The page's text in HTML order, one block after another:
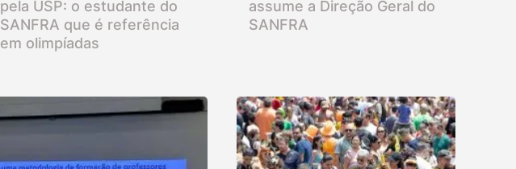
pela USP: o estudante do
SANFRA que é referência
em olimpíadas
assume a Direção Geral do
SANFRA